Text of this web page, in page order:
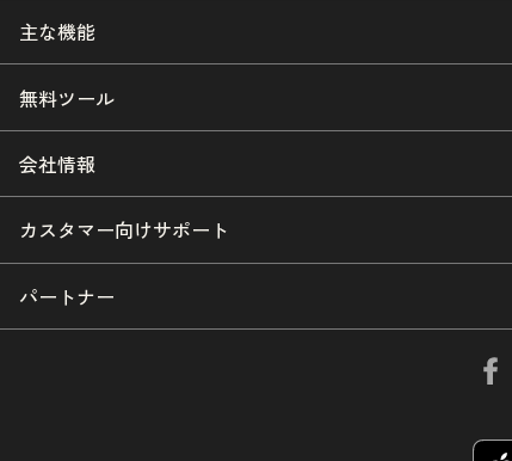
主な機能
無料ツール
会社情報
カスタマー向けサポート
パートナー